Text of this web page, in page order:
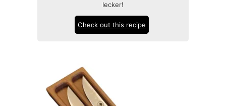
lecker!
Check out this recipe